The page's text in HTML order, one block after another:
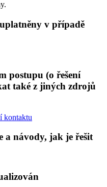
v případě
postupu (o řešení
také z jiných zdrojů
kontaktu
a návody, jak je řešit